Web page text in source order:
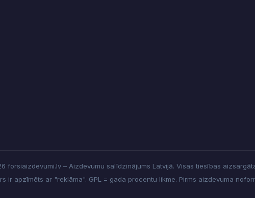
forsiaizdevumi.lv – Aizdevumu salīdzinājums Latvijā. Visas tiesības
ir apzīmēts ar "reklāma". GPL = gada procentu likme. Pirms aizdevuma